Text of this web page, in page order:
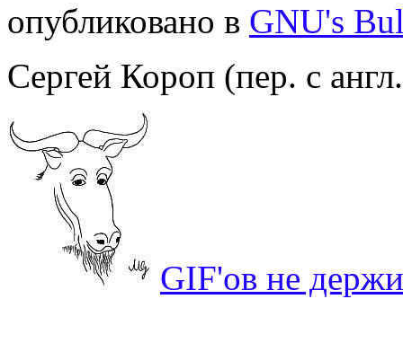
опубликовано в GNU's
Сергей Короп (пер. с
GIF'ов не